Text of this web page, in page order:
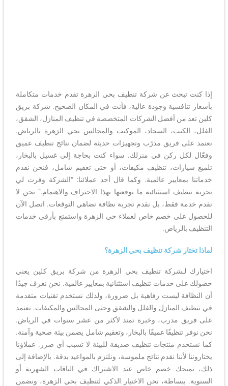
إذا كنت تبحث عن شركة تنظيف بحي الزهرة تقدم خدمات متكاملة
بأسعار تنافسية وجودة عالية، فأنت في المكان الصحيح. شركة بريق
كلين تعد من أفضل الشركات المتخصصة في تنظيف المنازل، الشقق،
الفلل، الكنب، السجاد، الموكيت والمجالس بحي الزهرة بالرياض.
نعتمد على فريق مدرّب وتجهيزات حديثة لضمان نتائج تنظيف عميق
وفعّال لكل ركن في منزلك. سواء كنت بحاجة إلى غسيل بالبخار،
تلميع سيارات، تنظيف مكيفات، أو حتى تعقيم شامل، فنحن نقدم
خدماتنا بمعايير عالمية. وكما قال أحد عملائنا: “الشركة وفرت لي
تجربة تنظيف استثنائية ما توقعتها بهذا الاحتراف والاهتمام.” نحن لا
نقدم خدمة فقط، بل نقدم تجربة نظافة تضاهي التوقعات. اتصل الآن
للحصول على خصم خاص لعملاء حي الزهرة واستمتع بأرقى خدمات
التنظيف بالرياض.
لماذا تختار شركة تنظيف بحي الزهرة؟
اختيارك لـشركة تنظيف بحي الزهرة من شركة بريق كلين يعني
حصولك على خدمات تنظيف استثنائية بمعايير عالمية. نحن نعرف جيدًا
أن النظافة ليست رفاهية بل ضرورة، ولذلك نستخدم تقنيات متقدمة
في تنظيف المنازل والفلل والشقق وحتى المجالس والمكيفات. نعتمد
على فريق مدرب، وخبرة تمتد لأكثر من عشر سنوات في الرياض.
نحن نوفر تنظيفًا عميقًا بالبخار، وتعقيم شامل يضمن بيئة صحية وآمنة.
كما نستخدم منتجات تنظيف صديقة للبيئة لا تسبب أي ضرر. عملاؤنا
يختاروننا لأننا نقدم نتائج ملموسة، ونلتزم بالمواعيد بدقة. بالإضافة إلى
ذلك، نمنحك خصم خاص عند الاشتراك في الباقات الشهرية أو
السنوية. ببساطة، نحن الاختيار الذكي لتنظيف بحي الزهرة، ونضمن